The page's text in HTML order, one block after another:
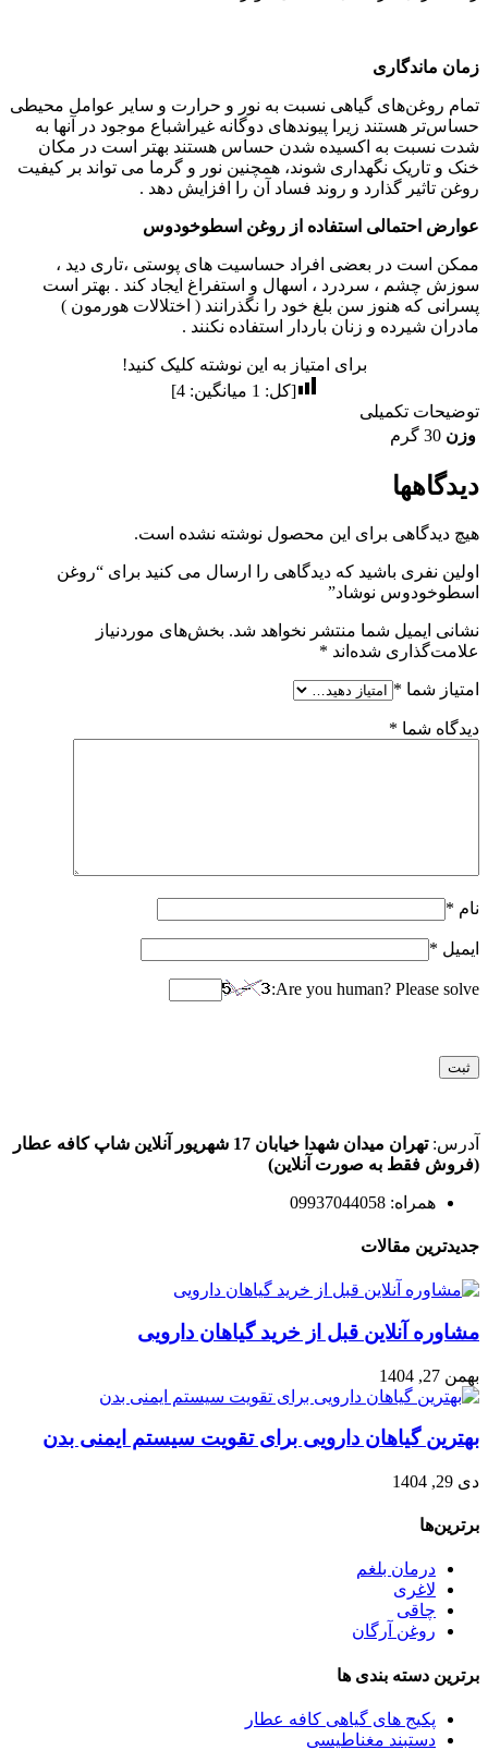
زمان ماندگاری
تمام روغن‌های گیاهی نسبت به نور و حرارت و سایر عوامل محیطی
حساس‌تر هستند زیرا پیوندهای دوگانه غیراشباع موجود در آنها به
شدت نسبت به اکسیده شدن حساس هستند بهتر است در مکان
خنک و تاریک نگهداری شوند، همچنین نور و گرما می تواند بر کیفیت
روغن تاثیر گذارد و روند فساد آن را افزایش دهد .
عوارض احتمالی استفاده از روغن اسطوخودوس
ممکن است در بعضی افراد حساسیت های پوستی ،تاری دید ،
سوزش چشم ، سردرد ، اسهال و استفراغ ایجاد کند . بهتر است
پسرانی که هنوز سن بلغ خود را نگذرانند ( اختلالات هورمون )
مادران شیرده و زنان باردار استفاده نکنند .
برای امتیاز به این نوشته کلیک کنید!
[کل: 1 میانگین:4
]
توضیحات تکمیلی
وزن 30 گرم
دیدگاهها
هیچ دیدگاهی برای این محصول نوشته نشده است.
اولین نفری باشید که دیدگاهی را ارسال می کنید برای “روغن
اسطوخودوس نوشاد”
نشانی ایمیل شما منتشر نخواهد شد. بخش‌های موردنیاز
علامت‌گذاری شده‌اند *
امتیاز شما *
دیدگاه شما *
نام *
ایمیل *
Are you human? Please solve:
آدرس:تهران میدان شهدا خیابان 17 شهریور آنلاین شاپ کافه عطار
(فروش فقط به صورت آنلاین)
همراه: 09937044058
جدیدترین مقالات
مشاوره آنلاین قبل از خرید گیاهان دارویی
بهمن 27, 1404
بهترین گیاهان دارویی برای تقویت سیستم ایمنی بدن
دی 29, 1404
برترین‌ها
درمان بلغم
لاغری
چاقی
روغن آرگان
برترین‌ دسته بندی ها
پکیج های گیاهی کافه عطار
دستبند مغناطیسی